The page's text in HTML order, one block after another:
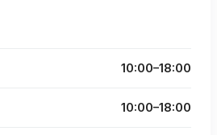
10:00–18:00
10:00–18:00